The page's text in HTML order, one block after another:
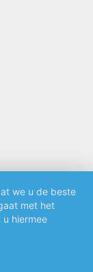
we u de beste
met het
hiermee